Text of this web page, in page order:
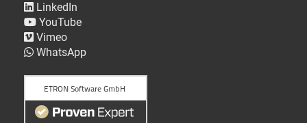
LinkedIn
YouTube
Vimeo
WhatsApp